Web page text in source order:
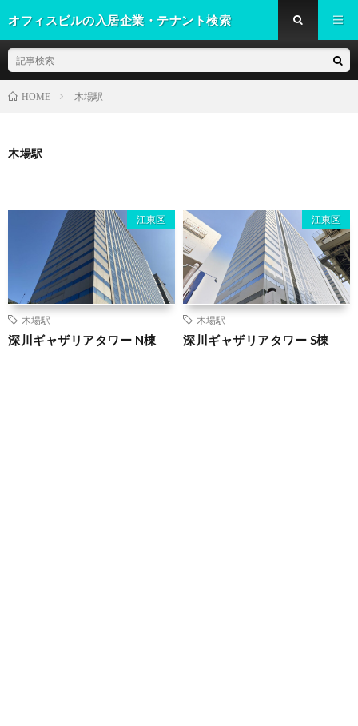
オフィスビルの入居企業・テナント検索
HOME 木場駅
木場駅
江東区
木場駅
深川ギャザリアタワー N棟
江東区
木場駅
深川ギャザリアタワー S棟